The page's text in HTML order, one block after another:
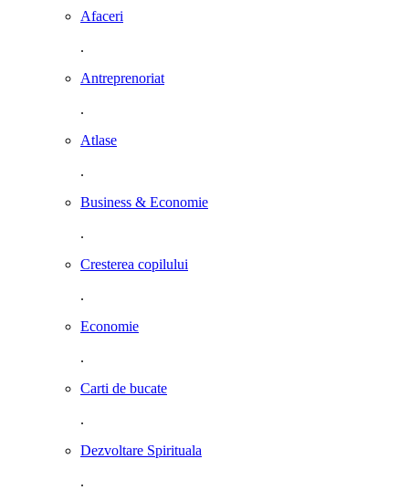
Afaceri
.
Antreprenoriat
.
Atlase
.
Business & Economie
.
Cresterea copilului
.
Economie
.
Carti de bucate
.
Dezvoltare Spirituala
.